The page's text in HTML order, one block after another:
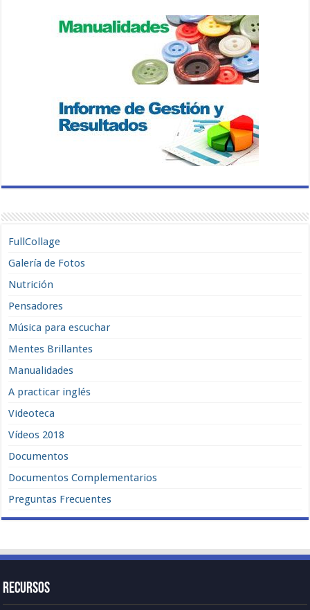
FullCollage
Galería de Fotos
Nutrición
Pensadores
Música para escuchar
Mentes Brillantes
Manualidades
A practicar inglés
Videoteca
Vídeos 2018
Documentos
Documentos Complementarios
Preguntas Frecuentes
Recursos